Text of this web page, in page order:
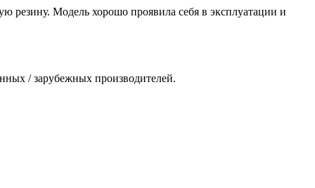
резину. Модель хорошо проявила себя в эксплуатации и
/ зарубежных производителей.